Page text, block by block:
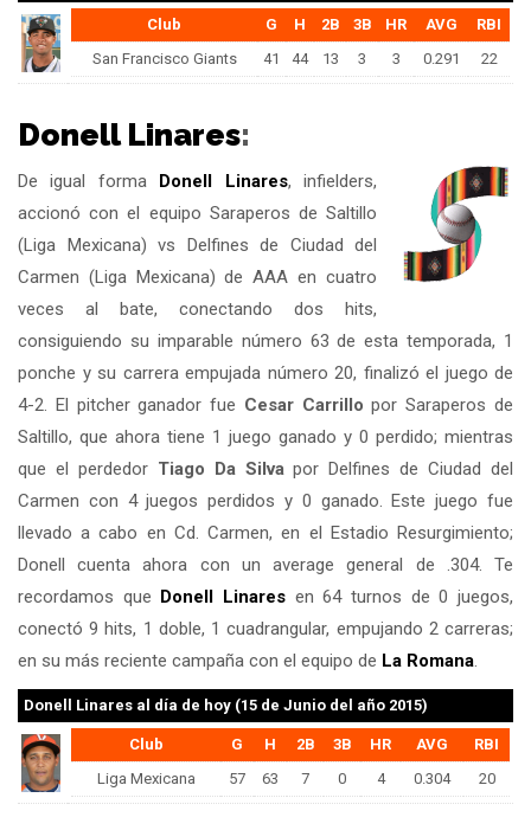
Club G H 2B 3B HR AVG
RBI
San Francisco Giants
41 44 13 3 3 0.291 22
Donell Linares:
De igual forma Donell Linares, infielders,
accionó con el equipo Saraperos de Saltillo
(Liga Mexicana) vs Delfines de Ciudad del
Carmen (Liga Mexicana) de AAA en cuatro
veces al bate, conectando dos hits,
consiguiendo su imparable número 63 de esta temporada, 1
ponche y su carrera empujada número 20, finalizó el juego de
4-2. El pitcher ganador fue Cesar Carrillo por Saraperos de
Saltillo, que ahora tiene 1 juego ganado y 0 perdido; mientras
que el perdedor Tiago Da Silvapor Delfines de Ciudad del
Carmen con 4 juegos perdidos y 0 ganado. Este juego fue
llevado a cabo en Cd. Carmen, en el Estadio Resurgimiento;
Donell cuenta ahora con un average general de .304. Te
recordamos que Donell Linares en 64 turnos de 0 juegos,
conectó 9 hits, 1 doble, 1 cuadrangular, empujando 2 carreras;
en su más reciente campaña con el equipo de La Romana.
Donell Linares al día de hoy (15 de Junio del año 2015)
Club G H 2B 3B HR AVG
RBI
Liga Mexicana
57 63 7 0 4 0.304 20